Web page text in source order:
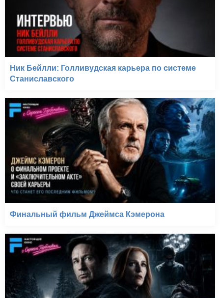
Ник Бейлли: Голливудская карьера по системе
Станиславского
Финальный фильм Джеймса Кэмерона